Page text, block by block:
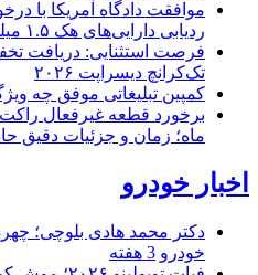
موافقت دادگاه آمریکا با
ردیابی دارایی‌های هک ۱.۵ میلیارد دلاری کره شمالی
تک‌کرانچ دیسراپت ۲۰۲۶
کمپین تبلیغاتی موفق چه
ماه؛ زمان و جزئیات دقیق
اخبار خودرو
دکتر محمد هادی بلوچی؛
خودرو 3 هفته